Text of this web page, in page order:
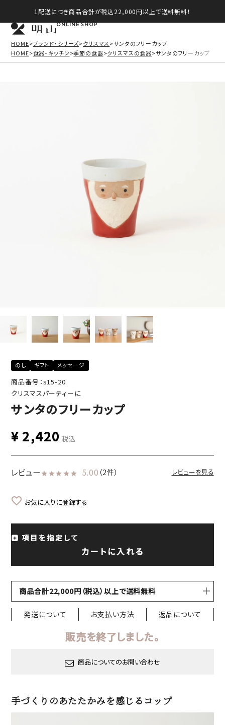
1配送につき商品合計が税込22,000円以上で送料無料！
ONLINE SHOP
HOME ブランド・シリーズ クリスマス
サンタのフリーカップ
HOME 食器・キッチン 季節の食器 クリスマスの食器 サンタのフリーカップ
のし ギフト メッセージ
商品番号：s15-20
クリスマスパーティーに
サンタのフリーカップ
¥2,420 税込
レビュー 5.00 （2件） レビューを見る
お気に入りに登録する
項目を指定して
カートに入れる
商品合計22,000円（税込）以上で送料無料
発送について お支払い方法 返品について
販売を終了しました。
商品についてのお問い合わせ
手づくりのあたたかみを感じるコップ